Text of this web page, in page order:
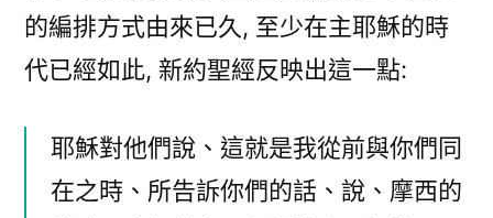
的編排方式由來已久, 至少在主耶穌的時
代已經如此, 新約聖經反映出這一點:
耶穌對他們說、這就是我從前與你們同
在之時、所告訴你們的話、說、摩西的